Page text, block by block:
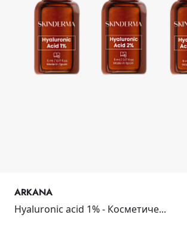
ARKANA
Hyaluronic acid 1% - Косметиче...